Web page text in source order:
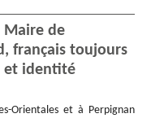
Maire de
français toujours
et identité
Orientales et à Perpignan